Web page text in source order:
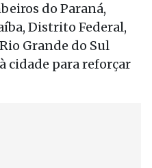
do Paraná,
Distrito Federal,
Grande do Sul
cidade para reforçar